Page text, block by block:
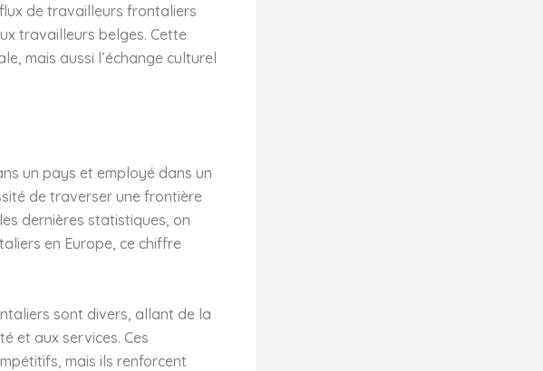
de travailleurs frontaliers
travailleurs belges. Cette
mais aussi l’échange culturel
un pays et employé dans un
de traverser une frontière
dernières statistiques, on
en Europe, ce chiffre
sont divers, allant de la
et aux services. Ces
mais ils renforcent